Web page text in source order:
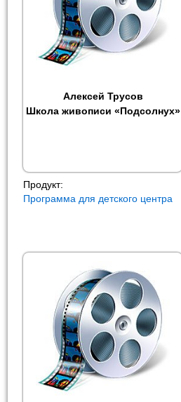
Алексей Трусов
Школа живописи «Подсолнух»
Продукт:
Программа для детского центра